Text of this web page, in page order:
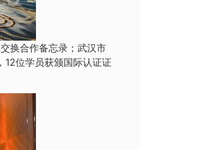
换合作备忘录；武汉市
12位学员获颁国际认证证